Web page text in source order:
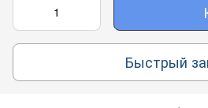
Быстрый